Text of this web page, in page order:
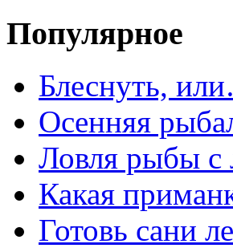
Популярное
Блеснуть,
Осенняя
Ловля рыбы с
Какая
Готовь сани